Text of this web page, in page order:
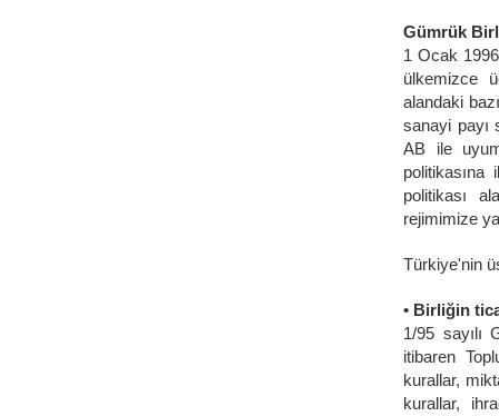
Gümrük
1 Ocak
ülkemizce
alandaki
sanayi payı
AB ile
politikası
rejimimize
Türkiye'nin
• Birliğin
1/95 sayılı
itibaren
kurallar,
kurallar,